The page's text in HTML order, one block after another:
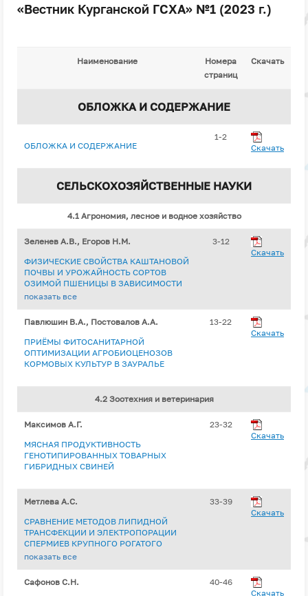
«Вестник Курганской ГСХА» №1 (2023 г.)
Наименование
Номера
страниц
Скачать
ОБЛОЖКА И СОДЕРЖАНИЕ
ОБЛОЖКА И СОДЕРЖАНИЕ
1-2
Скачать
СЕЛЬСКОХОЗЯЙСТВЕННЫЕ НАУКИ
4.1 Агрономия, лесное и водное хозяйство
Зеленев А.В., Егоров Н.М.
ФИЗИЧЕСКИЕ СВОЙСТВА КАШТАНОВОЙ
ПОЧВЫ И УРОЖАЙНОСТЬ СОРТОВ
ОЗИМОЙ ПШЕНИЦЫ В ЗАВИСИМОСТИ
ОТ ПРИЁМОВ ОСНОВНОЙ ОБРАБОТКИ
показать все
3-12
Скачать
Павлюшин В.А., Постовалов А.А.
ПРИЁМЫ ФИТОСАНИТАРНОЙ
ОПТИМИЗАЦИИ АГРОБИОЦЕНОЗОВ
КОРМОВЫХ КУЛЬТУР В ЗАУРАЛЬЕ
13-22
Скачать
4.2 Зоотехния и ветеринария
Максимов А.Г.
МЯСНАЯ ПРОДУКТИВНОСТЬ
ГЕНОТИПИРОВАННЫХ ТОВАРНЫХ
ГИБРИДНЫХ СВИНЕЙ
23-32
Скачать
Метлева А.С.
СРАВНЕНИЕ МЕТОДОВ ЛИПИДНОЙ
ТРАНСФЕКЦИИ И ЭЛЕКТРОПОРАЦИИ
СПЕРМИЕВ КРУПНОГО РОГАТОГО
СКОТА
показать все
33-39
Скачать
Сафонов С.Н.
40-46
Скачать